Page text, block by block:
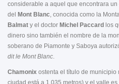
considerable a aquel que encontrara
del
Mont Blanc, conocida como la
Balmat y el doctor Michel Paccard los
dinero sino también el nombre de la
soberano de Piamonte y Saboya
dit le Mont Blanc.
Chamonix ostenta el título de municipio
ciudad está a 1.035 metros) y el valle